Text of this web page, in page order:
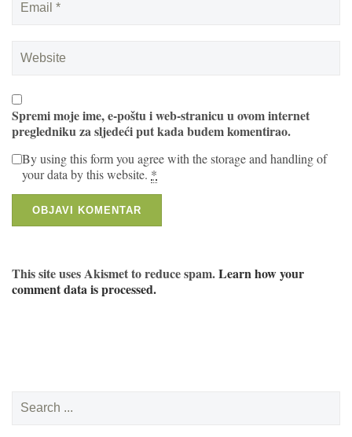
Spremi moje ime, e-poštu i web-stranicu u ovom internet
pregledniku za sljedeći put kada budem komentirao.
By using this form you agree with the storage and handling of
your data by this website. *
This site uses Akismet to reduce spam.Learn how your
comment data is processed.
Search
for: